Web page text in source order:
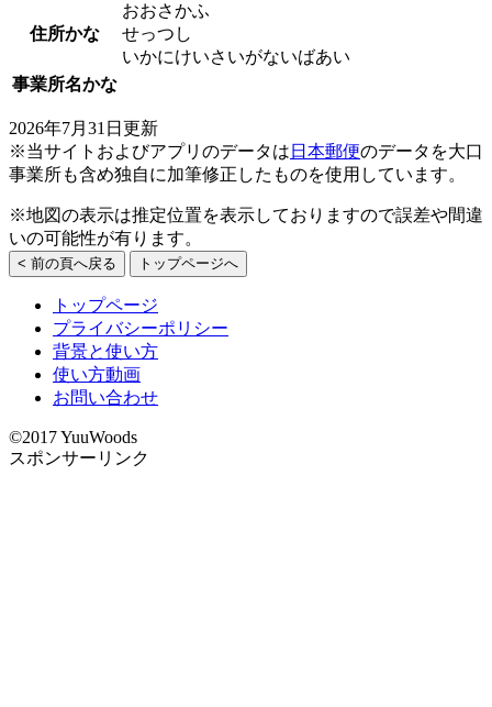
住所かな
おおさかふ
せっつし
いかにけいさいがないばあい
事業所名かな
2026年7月31日更新
※当サイトおよびアプリのデータは 日本郵便のデータを大口
事業所も含め独自に加筆修正したものを使用しています。
※地図の表示は推定位置を表示しておりますので誤差や間違
いの可能性が有ります。
< 前の頁へ戻る トップページへ
トップページ
プライバシーポリシー
背景と使い方
使い方動画
お問い合わせ
©2017 YuuWoods
スポンサーリンク